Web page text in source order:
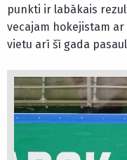
punkti ir labākais
vecajam hokejistam
vietu arī šī gada